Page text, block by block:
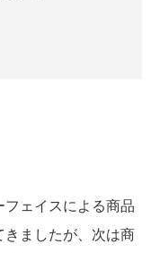
ェイスによる商品
ましたが、次は商